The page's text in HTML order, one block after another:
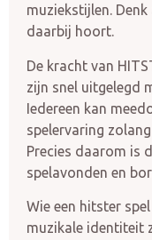
muziekstijlen.
daarbij hoort.
De kracht van
zijn snel uitgelegd
Iedereen kan
spelervaring
Precies daarom is
spelavonden en
Wie een hitster
muzikale identiteit